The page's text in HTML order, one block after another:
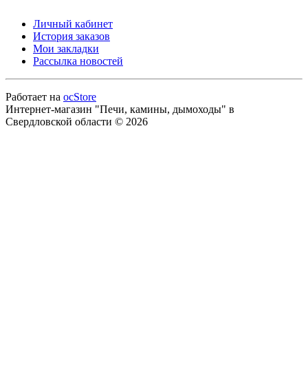
Личный кабинет
История заказов
Мои закладки
Рассылка новостей
Работает на ocStore
Интернет-магазин "Печи, камины, дымоходы" в
Свердловской области © 2026